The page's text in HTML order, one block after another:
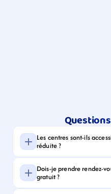
Les centres sont-ils
réduite ?
Dois-je prendre rendez-
gratuit ?